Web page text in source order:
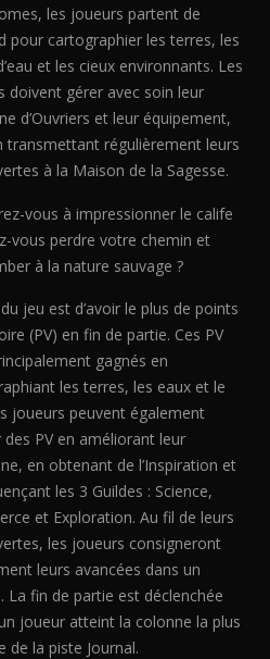
les joueurs partent de
pour cartographier les terres, les
et les cieux environnants. Les
doivent gérer avec soin leur
d’Ouvriers et leur équipement,
transmettant régulièrement leurs
à la Maison de la Sagesse.
vous à impressionner le calife
vous perdre votre chemin et
à la nature sauvage ?
jeu est d’avoir le plus de points
(PV) en fin de partie. Ces PV
gagnés en
les terres, les eaux et le
joueurs peuvent également
des PV en améliorant leur
en obtenant de l’Inspiration et
les 3 Guildes : Science,
et Exploration. Au fil de leurs
les joueurs consigneront
leurs avancées dans un
La fin de partie est déclenchée
joueur atteint la colonne la plus
de la piste Journal.